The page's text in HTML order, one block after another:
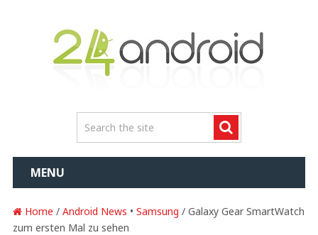
MENU
Home / Android News • Samsung / Galaxy Gear SmartWatch
zum ersten Mal zu sehen